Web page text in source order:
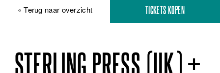
« Terug naar overzicht TICKETS KOPEN
STERLING PRESS (UK) +